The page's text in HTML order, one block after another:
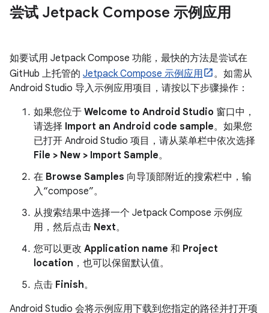
尝试 Jetpack Compose 示例应用
如要试用 Jetpack Compose 功能，最快的方法是尝试在
GitHub 上托管的 Jetpack Compose 示例应用
。如需从
Android Studio 导入示例应用项目，请按以下步骤操作：
如果您位于 Welcome to Android Studio 窗口中，
请选择 Import an Android code sample。如果您
已打开 Android Studio 项目，请从菜单栏中依次选择
File > New > Import Sample。
在 Browse Samples 向导顶部附近的搜索栏中，输
入“compose”。
从搜索结果中选择一个 Jetpack Compose 示例应
用，然后点击 Next。
您可以更改 Application name 和 Project
location ，也可以保留默认值。
点击 Finish。
Android Studio 会将示例应用下载到您指定的路径并打开项